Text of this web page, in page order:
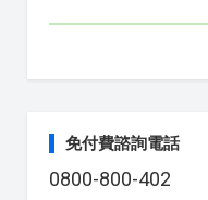
免付費諮詢電話
0800-800-402